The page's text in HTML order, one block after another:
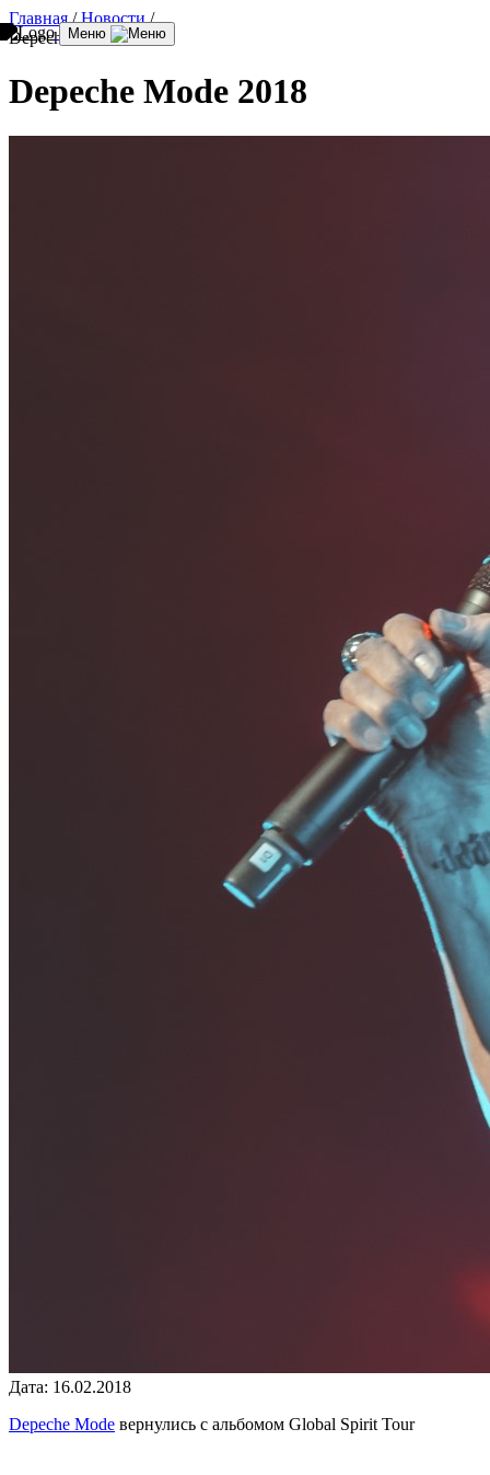
Меню
Главная / Новости /
Depeche Mode 2018
Depeche Mode 2018
Дата: 16.02.2018
Depeche Mode вернулись с альбомом Global Spirit Tour